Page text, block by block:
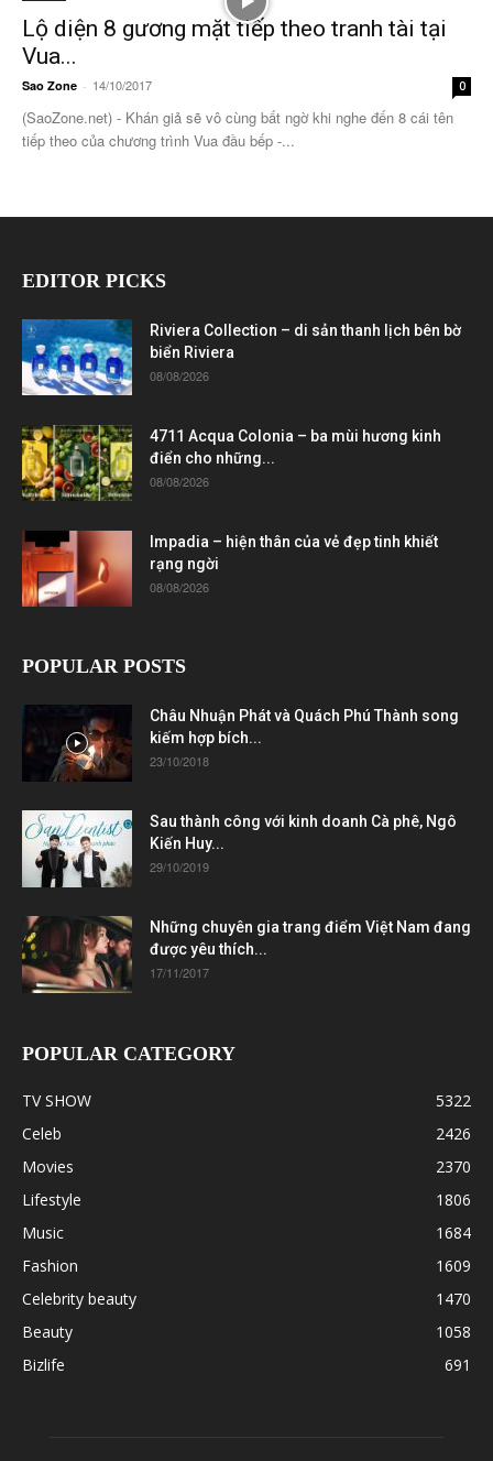
Lộ diện 8 gương mặt tiếp theo tranh tài tại
Vua...
Sao Zone - 14/10/2017 0
(SaoZone.net) - Khán giả sẽ vô cùng bất ngờ khi nghe đến 8 cái tên
tiếp theo của chương trình Vua đầu bếp -...
EDITOR PICKS
Riviera Collection – di sản thanh lịch bên bờ
biển Riviera
08/08/2026
4711 Acqua Colonia – ba mùi hương kinh
điển cho những...
08/08/2026
Impadia – hiện thân của vẻ đẹp tinh khiết
rạng ngời
08/08/2026
POPULAR POSTS
Châu Nhuận Phát và Quách Phú Thành song
kiếm hợp bích...
23/10/2018
Sau thành công với kinh doanh Cà phê, Ngô
Kiến Huy...
29/10/2019
Những chuyên gia trang điểm Việt Nam đang
được yêu thích...
17/11/2017
POPULAR CATEGORY
TV SHOW
5322
Celeb
2426
Movies
2370
Lifestyle
1806
Music
1684
Fashion
1609
Celebrity beauty
1470
Beauty
1058
Bizlife
691